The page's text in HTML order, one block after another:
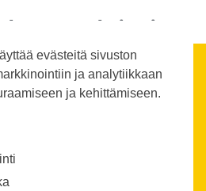
evästeitä sivuston
ja analytiikkaan
ja kehittämiseen.
valmistajat